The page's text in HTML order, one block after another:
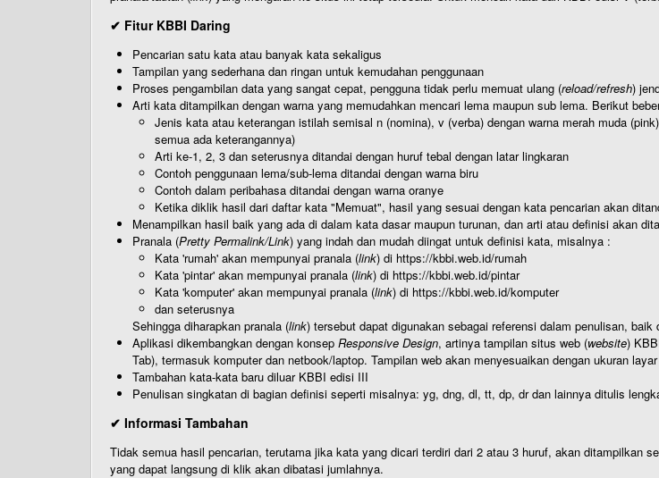
✔ Fitur KBBI Daring
Pencarian satu kata atau banyak kata sekaligus
Tampilan yang sederhana dan ringan untuk kemudahan penggunaan
Proses pengambilan data yang sangat cepat, pengguna tidak perlu memuat ulang (reload/refresh)
Arti kata ditampilkan dengan warna yang memudahkan mencari lema maupun sub lema. Berikut
Jenis kata atau keterangan istilah semisal n (nomina), v (verba) dengan warna merah muda
semua ada keterangannya)
Arti ke-1, 2, 3 dan seterusnya ditandai dengan huruf tebal dengan latar lingkaran
Contoh penggunaan lema/sub-lema ditandai dengan warna biru
Contoh dalam peribahasa ditandai dengan warna oranye
Ketika diklik hasil dari daftar kata "Memuat", hasil yang sesuai dengan kata pencarian akan
Menampilkan hasil baik yang ada di dalam kata dasar maupun turunan, dan arti atau definisi akan
Pranala (Pretty Permalink/Link) yang indah dan mudah diingat untuk definisi kata, misalnya :
Kata 'rumah' akan mempunyai pranala (link) di https://kbbi.web.id/rumah
Kata 'pintar' akan mempunyai pranala (link) di https://kbbi.web.id/pintar
Kata 'komputer' akan mempunyai pranala (link) di https://kbbi.web.id/komputer
dan seterusnya
Sehingga diharapkan pranala (link) tersebut dapat digunakan sebagai referensi dalam penulisan,
Aplikasi dikembangkan dengan konsep Responsive Design, artinya tampilan situs web (website)
Tab), termasuk komputer dan netbook/laptop. Tampilan web akan menyesuaikan dengan ukuran
Tambahan kata-kata baru diluar KBBI edisi III
Penulisan singkatan di bagian definisi seperti misalnya: yg, dng, dl, tt, dp, dr dan lainnya ditulis
✔ Informasi Tambahan
Tidak semua hasil pencarian, terutama jika kata yang dicari terdiri dari 2 atau 3 huruf, akan ditampilkan
yang dapat langsung di klik akan dibatasi jumlahnya.